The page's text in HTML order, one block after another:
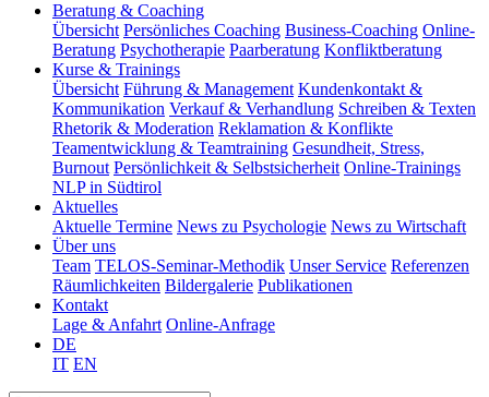
Beratung & Coaching
Übersicht Persönliches Coaching Business-Coaching Online-
Beratung Psychotherapie Paarberatung Konfliktberatung
Kurse & Trainings
Übersicht Führung & Management Kundenkontakt &
Kommunikation Verkauf & Verhandlung Schreiben & Texten
Rhetorik & Moderation Reklamation & Konflikte
Teamentwicklung & Teamtraining Gesundheit, Stress,
Burnout Persönlichkeit & Selbstsicherheit Online-Trainings
NLP in Südtirol
Aktuelles
Aktuelle Termine News zu Psychologie News zu Wirtschaft
Über uns
Team TELOS-Seminar-Methodik Unser Service Referenzen
Räumlichkeiten Bildergalerie Publikationen
Kontakt
Lage & Anfahrt Online-Anfrage
DE
IT EN